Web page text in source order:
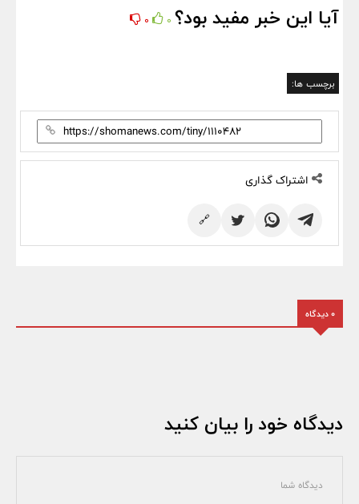
آیا این خبر مفید بود؟ 0
0
برچسب ها:
اشتراک گذاری
🔗
0 دیدگاه
دیدگاه خود را بیان کنید